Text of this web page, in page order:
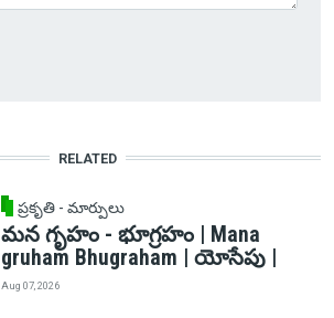
RELATED
ప్రకృతి - మార్పులు
మన గృహం - భూగ్రహం | Mana
gruham Bhugraham | యోసేపు |
Aug 07, 2026